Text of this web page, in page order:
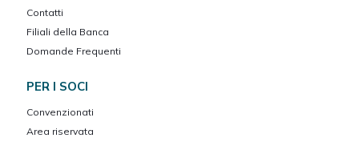
Contatti
Filiali della Banca
Domande Frequenti
PER I SOCI
Convenzionati
Area riservata